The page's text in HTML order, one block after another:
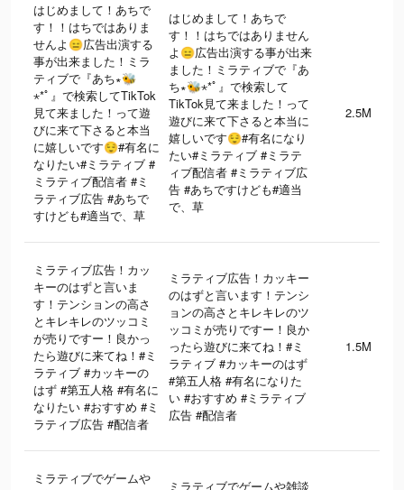
はじめまして！あちで
す！！はちではありま
せんよ😑広告出演する
事が出来ました！ミラ
ティブで『あち∗🐝
⋆︎*ﾟ』で検索してTikTok
見て来ました！って遊
びに来て下さると本当
に嬉しいです😌#有名に
なりたい#ミラティブ #
ミラティブ配信者 #ミ
ラティブ広告 #あちで
すけども#適当で、草
はじめまして！あちで
す！！はちではありません
よ😑広告出演する事が出来
ました！ミラティブで『あ
ち∗🐝⋆︎*ﾟ』で検索して
TikTok見て来ました！って
遊びに来て下さると本当に
嬉しいです😌#有名になり
たい#ミラティブ #ミラテ
ィブ配信者 #ミラティブ広
告 #あちですけども#適当
で、草
2.5M
ミラティブ広告！カッ
キーのはずと言いま
す！テンションの高さ
とキレキレのツッコミ
が売りですー！良かっ
たら遊びに来てね！#ミ
ラティブ #カッキーの
はず #第五人格 #有名に
なりたい #おすすめ #ミ
ラティブ広告 #配信者
ミラティブ広告！カッキー
のはずと言います！テンシ
ョンの高さとキレキレのツ
ッコミが売りですー！良か
ったら遊びに来てね！#ミ
ラティブ #カッキーのはず
#第五人格 #有名になりた
い #おすすめ #ミラティブ
広告 #配信者
1.5M
ミラティブでゲームや
ミラティブでゲームや雑談